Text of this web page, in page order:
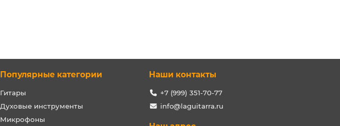
Популярные категории
Гитары
Духовые инструменты
Микрофоны
Наши контакты
+7 (999) 351-70-77
info@laguitarra.ru